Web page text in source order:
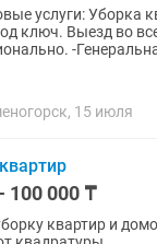
услуги: Уборка
Выезд во все районы
профессионально. -
15 июля
100 000 ₸
квартир и